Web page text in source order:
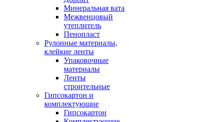
Минеральная вата
Межвенцовый
утеплитель
Пенопласт
Рулонные материалы,
клейкие ленты
Упаковочные
материалы
Ленты
строительные
Гипсокартон и
комплектующие
Гипсокартон